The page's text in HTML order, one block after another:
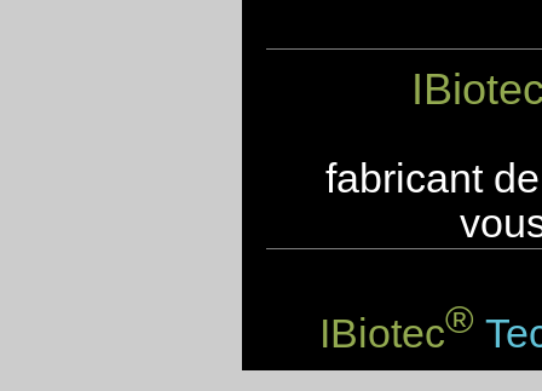
fabricant
IBiotec®